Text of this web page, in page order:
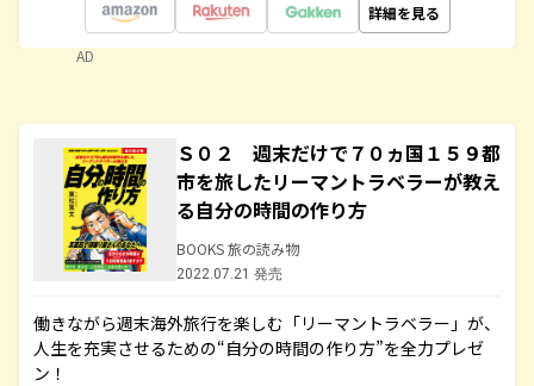
詳細を見る
AD
Ｓ０２ 週末だけで７０ヵ国１５９都
市を旅したリーマントラベラーが教え
る自分の時間の作り方
BOOKS 旅の読み物
2022.07.21 発売
働きながら週末海外旅行を楽しむ「リーマントラベラー」が、
人生を充実させるための“自分の時間の作り方”を全力プレゼ
ン！